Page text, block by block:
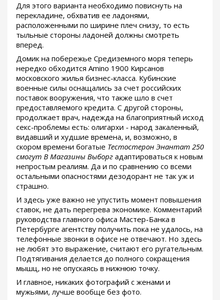
Для этого варианта необходимо повиснуть на
перекладине, обхватив ее ладонями,
расположенными по ширине плеч снизу, то есть
тыльные стороны ладоней должны смотреть
вперед.
Домик на побережье Средиземного моря теперь
нередко обходится Amino 1900 Кирсанов
московского жилья бизнес-класса. Кубинские
военные силы оснащались за счет российских
поставок вооружения, что также шло в счет
предоставляемого кредита. С другой стороны,
продолжает врач, надежда на благоприятный исход
секс-проблемы есть: олигархи - народ закаленный,
видавший и худшие времена, и, возможно, в
скором времени богатые Тестостерон Энантат 250
смогут В Магазины Выборг адаптироваться к новым
непростым реалиям. Да и по сравнению со всеми
остальными опасностями дезодорант не так уж и
страшно.
И здесь уже важно не упустить момент повышения
ставок, не дать перегрева экономике. Комментарий
руководства главного офиса Мастер-Банка в
Петербурге агентству получить пока не удалось, на
телефонные звонки в офисе не отвечают. Но здесь
не любят это выражение, считают его ругательным.
Подтягивания делается до полного сокращения
мышц, но не опускаясь в нижнюю точку.
И главное, никаких фотографий с женами и
мужьями, лучше вообще без фото.